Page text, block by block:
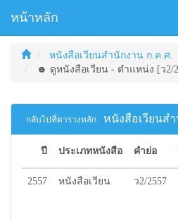
หน้าหลัก
หนังสือเวียนสำนักงาน ก.ค.ศ.
☻ ดูหนังสือเวียน - ตำแหน่ง [ว2/
กลับไปที่ตารางหลัก หนังสือเวียนส
ปี ประเภทหนังสือ คำย่อ
2557 หนังสือเวียน ว2/2557